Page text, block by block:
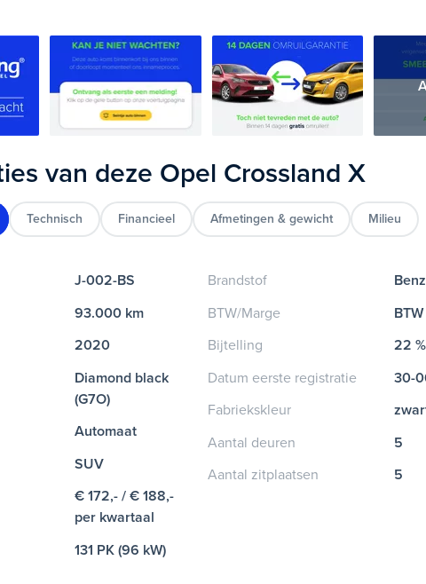
van deze Opel Crossland X
Technisch Financieel Afmetingen & gewicht Milieu
J-002-BS
93.000 km
2020
Diamond black
(G7O)
Automaat
SUV
€ 172,- / € 188,-
per kwartaal
131 PK (96 kW)
Brandstof
BTW/Marge
BTW
Bijtelling
22 %
Datum eerste registratie
30-
Fabriekskleur
Aantal deuren
5
Aantal zitplaatsen
5